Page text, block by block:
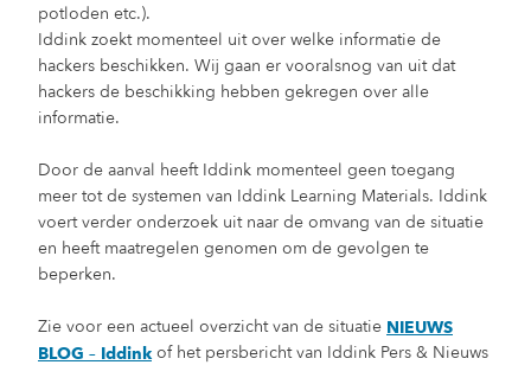
potloden etc.).
Iddink zoekt momenteel uit over welke informatie de
hackers beschikken. Wij gaan er vooralsnog van uit dat
hackers de beschikking hebben gekregen over alle
informatie.
Door de aanval heeft Iddink momenteel geen toegang
meer tot de systemen van Iddink Learning Materials. Iddink
voert verder onderzoek uit naar de omvang van de situatie
en heeft maatregelen genomen om de gevolgen te
beperken.
Zie voor een actueel overzicht van de situatie NIEUWS
BLOG – Iddinkof het persbericht van Iddink Pers & Nieuws